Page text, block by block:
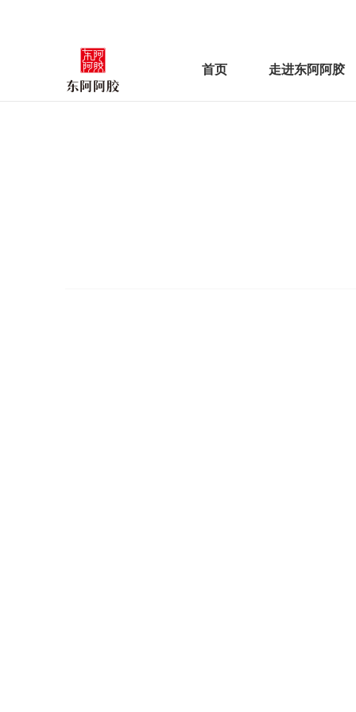
首页 走进东阿阿胶